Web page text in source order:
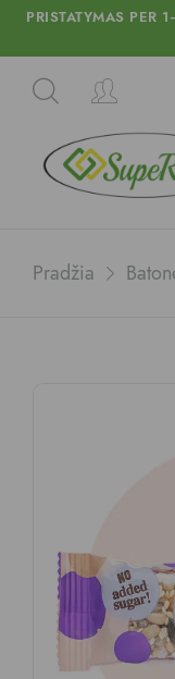
PRISTATYMAS
Pradžia